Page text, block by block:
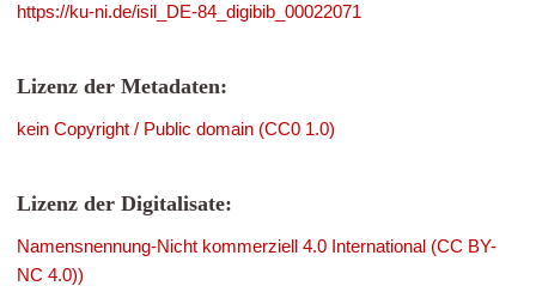
https://ku-ni.de/isil_DE-84_digibib_00022071
Lizenz der Metadaten:
kein Copyright / Public domain (CC0 1.0)
Lizenz der Digitalisate:
Namensnennung-Nicht kommerziell 4.0 International (CC BY-
NC 4.0))